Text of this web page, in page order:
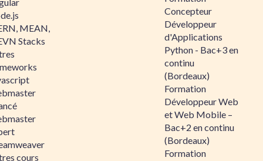
MEAN,
Stacks
cours
Concepteur
Développeur
d'Applications
Python - Bac+3 en
continu
(Bordeaux)
Formation
Développeur Web
et Web Mobile –
Bac+2 en continu
(Bordeaux)
Formation